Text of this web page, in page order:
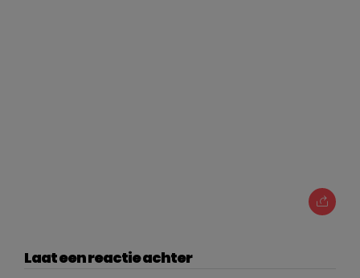
Laat een reactie achter